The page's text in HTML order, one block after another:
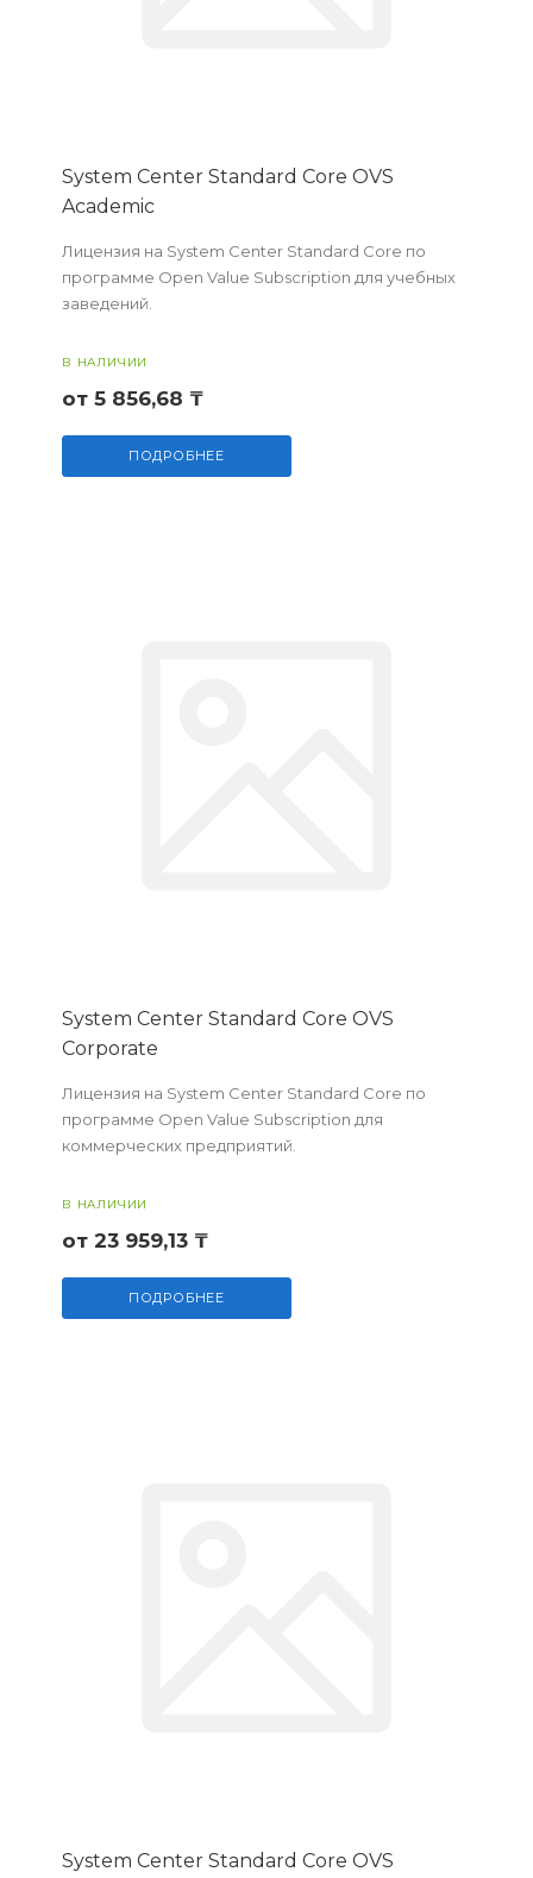
System Center Standard Core OVS
Academic
Лицензия на System Center Standard Core по
программе Open Value Subscription для учебных
заведений.
В НАЛИЧИИ
от 5 856,68 ₸
ПОДРОБНЕЕ
System Center Standard Core OVS
Corporate
Лицензия на System Center Standard Core по
программе Open Value Subscription для
коммерческих предприятий.
В НАЛИЧИИ
от 23 959,13 ₸
ПОДРОБНЕЕ
System Center Standard Core OVS